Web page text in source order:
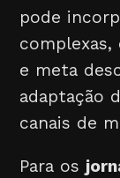
pode
e meta
adaptação
canais de
Para os